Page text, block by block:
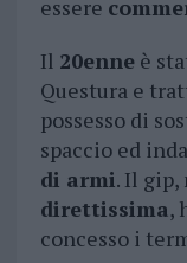
essere
Il 20enneè
Questura e
possesso di
spaccio ed
di armi. Il gip,
direttissima,
concesso i